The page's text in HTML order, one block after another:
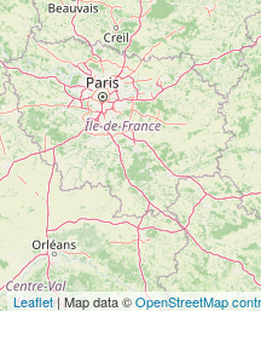
Leaflet| Map data ©OpenStreetMap